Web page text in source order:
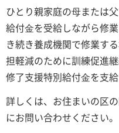
ひとり親家庭の⺟または
給付⾦を受給しながら修
き続き養成機関で修業す
担軽減のために訓練促進
修了支援特別給付⾦を支給
詳しくは、お住まいの区
にお問い合わせください。